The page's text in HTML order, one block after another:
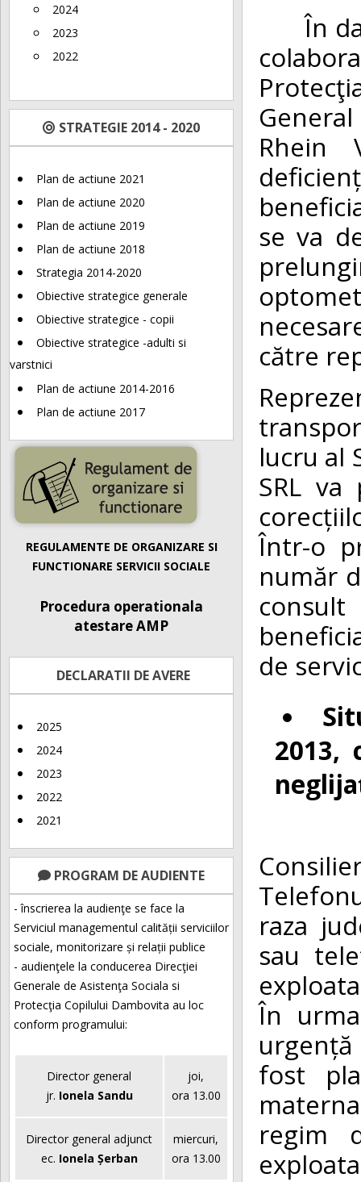
2024
2023
2022
STRATEGIE 2014 - 2020
Plan de actiune 2021
Plan de actiune 2020
Plan de actiune 2019
Plan de actiune 2018
Strategia 2014-2020
Obiective strategice generale
Obiective strategice - copii
Obiective strategice -adulti si
varstnici
Plan de actiune 2014-2016
Plan de actiune 2017
REGULAMENTE DE ORGANIZARE SI
FUNCTIONARE SERVICII SOCIALE
Procedura operationala
atestare AMP
DECLARATII DE AVERE
2025
2024
2023
2022
2021
PROGRAM DE AUDIENTE
- înscrierea la audienţe se face la
Serviciul managementul calității serviciilor
sociale, monitorizare și relații publice
- audienţele la conducerea Direcţiei
Generale de Asistenţa Sociala si
Protecţia Copilului Dambovita au loc
conform programului:
Director general
jr. Ionela Sandu
joi,
ora 13.00
Director general adjunct
ec. Ionela Șerban
miercuri,
ora 13.00
În
Rhein
se va
către
lucru al
SRL
Într-o
număr
de
2013,
raza
sau
În
fost
regim